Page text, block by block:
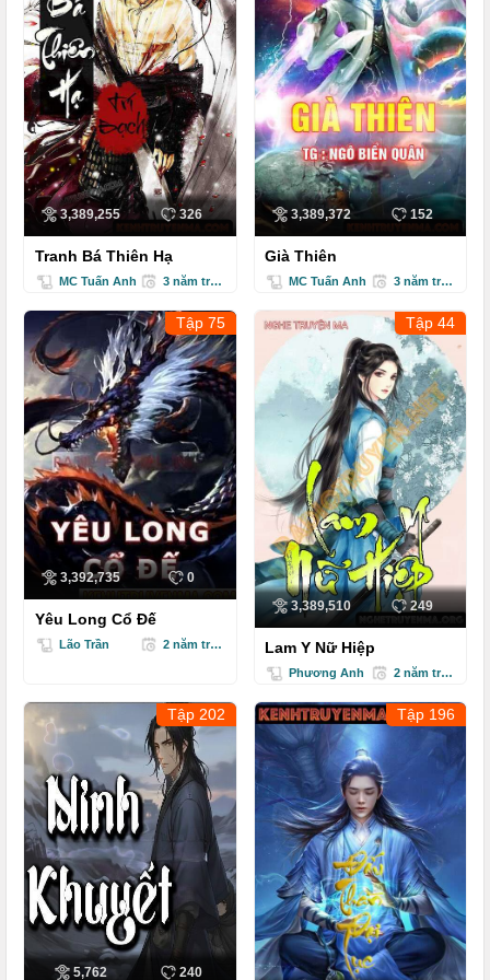
Quang Âm Chi Ngoại - Tập 85
Quang Âm Chi Ngoại - Tập 86
Quang Âm Chi Ngoại - Tập 87
Quang Âm Chi Ngoại - Tập 88
Quang Âm Chi Ngoại - Tập 89
Quang Âm Chi Ngoại - Tập 90
Quang Âm Chi Ngoại - Tập 91
Quang Âm Chi Ngoại - Tập 92
Quang Âm Chi Ngoại - Tập 93
Quang Âm Chi Ngoại - Tập 94
Quang Âm Chi Ngoại - Tập 95
Quang Âm Chi Ngoại - Tập 96
Quang Âm Chi Ngoại - Tập 97
Quang Âm Chi Ngoại - Tập 98
Quang Âm Chi Ngoại - Tập 99
Quang Âm Chi Ngoại - Tập 100
Quang Âm Chi Ngoại - Tập 101
Quang Âm Chi Ngoại - Tập 102
Quang Âm Chi Ngoại - Tập 103
Quang Âm Chi Ngoại - Tập 104
Quang Âm Chi Ngoại - Tập 105
3,389,255 326
Tranh Bá Thiên Hạ
MC Tuấn Anh 3 năm trước
3,389,372 152
Già Thiên
MC Tuấn Anh 3 năm trước
Tập 75
3,392,735 0
Yêu Long Cổ Đế
Lão Trần 2 năm trước
Tập 44
3,389,510 249
Lam Y Nữ Hiệp
Phương Anh 2 năm trước
Tập 202
5,762 240
Tập 196